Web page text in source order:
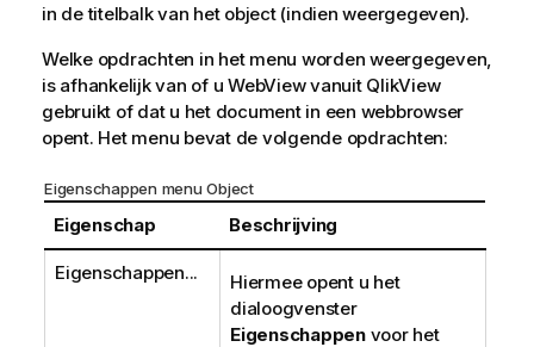
in de titelbalk van het object (indien weergegeven).
Welke opdrachten in het menu worden weergegeven,
is afhankelijk van of u WebView vanuit QlikView
gebruikt of dat u het document in een webbrowser
opent. Het menu bevat de volgende opdrachten:
Eigenschappen menu Object
Eigenschap Beschrijving
Eigenschappen...
Hiermee opent u het
dialoogvenster
Eigenschappenvoor het